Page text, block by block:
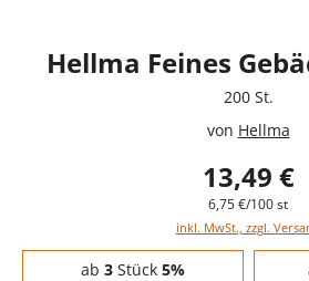
Hellma Feines
200 St.
von Hellma
13,49 €
6,75 €/100 st
inkl. MwSt., zzgl.
Staffelpreise - Mengenrabatt
ab 3Stück 5%